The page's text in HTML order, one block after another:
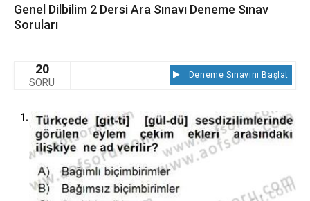
Genel Dilbilim 2 Dersi Ara Sınavı Deneme Sınav
Soruları
20
SORU
Deneme Sınavını Başlat
1.